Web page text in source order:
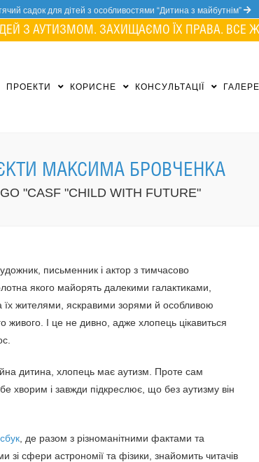
садок для дітей з особливостями “Дитина з майбутнім”
З АУТИЗМОМ. ЗАХИЩАЄМО ЇХ ПРАВА. ВСЕ
ПРОЕКТИ КОРИСНЕ КОНСУЛЬТАЦІЇ
МАКСИМА БРОВЧЕНКА
"CASF "CHILD WITH FUTURE"
письменник і актор з тимчасово
якого майорять далекими галактиками,
їх жителями, яскравими зорями й особливою
живого. І це не дивно, адже хлопець цікавиться
дитина, хлопець має аутизм. Проте сам
хворим і завжди підкреслює, що без аутизму він
, де разом з різноманітними фактами та
зі сфери астрономії та фізики, знайомить читачів